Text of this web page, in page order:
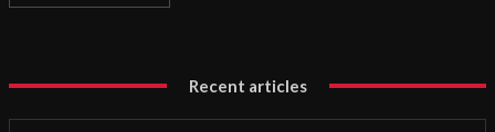
Recent articles